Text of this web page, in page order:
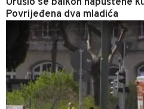
Povrijeđena dva mladića